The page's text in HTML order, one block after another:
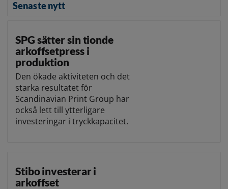
Senaste nytt
SPG sätter sin tionde
arkoffsetpress i
produktion
Den ökade aktiviteten och det
starka resultatet för
Scandinavian Print Group har
också lett till ytterligare
investeringar i tryckkapacitet.
Stibo investerar i
arkoffset